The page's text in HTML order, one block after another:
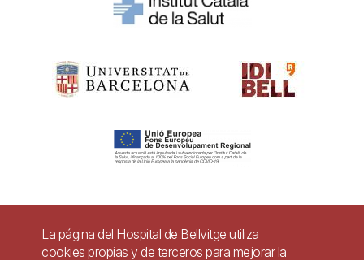
Pie
Contacto
La página del Hospital de Bellvitge utiliza
cookies propias y de terceros para mejorar la